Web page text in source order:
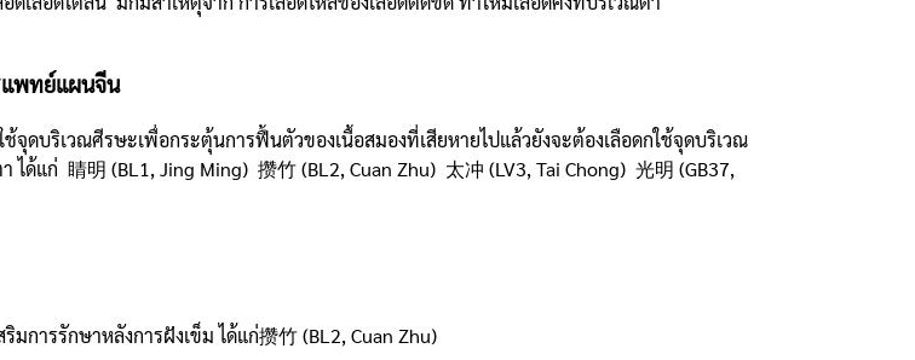
แพทย์แผนจีน
จุดบริเวณศีรษะเพื่อกระตุ้นการฟื้นตัวของเนื้อสมองที่เสียหายไปแล้วยังจะต้องเลือดกใช้จุดบริเวณ
ได้แก่ 睛明 (BL1, Jing Ming) 攒竹 (BL2, Cuan Zhu) 太冲 (LV3, Tai Chong) 光明 (GB37,
การรักษาหลังการฝังเข็ม ได้แก่攒竹 (BL2, Cuan Zhu)